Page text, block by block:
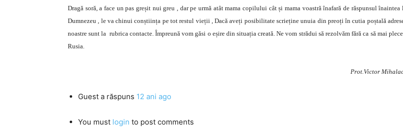
Dragă soră, a face un pas greșit nui greu , dar pe urmă atât mama copilului cât și mama voastră înafară de răspunsul înaintea
Dumnezeu , le va chinui conștiința pe tot restul vieții , Dacă aveți posibilitate scrieține unuia din preoți în cutia poștală
noastre sunt la rubrica contacte. Împreună vom găsi o eșire din situația creată. Ne vom strădui să rezolvăm fără ca să mai
Rusia.
Prot.Victor
Guest a răspuns 12 ani ago
You must login to post comments